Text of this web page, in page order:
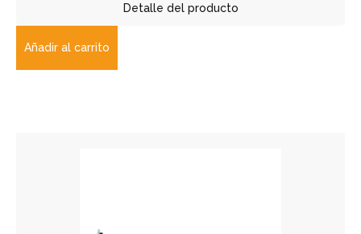
Detalle del producto
Añadir al carrito